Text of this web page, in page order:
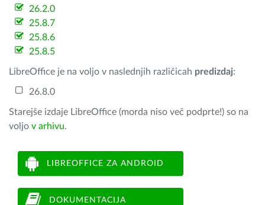
26.2.0
25.8.7
25.8.6
25.8.5
LibreOffice je na voljo v naslednjih različicah predizdaj:
26.8.0
Starejše izdaje LibreOffice (morda niso več podprte!) so na
voljo v arhivu.
LIBREOFFICE ZA ANDROID
DOKUMENTACIJA